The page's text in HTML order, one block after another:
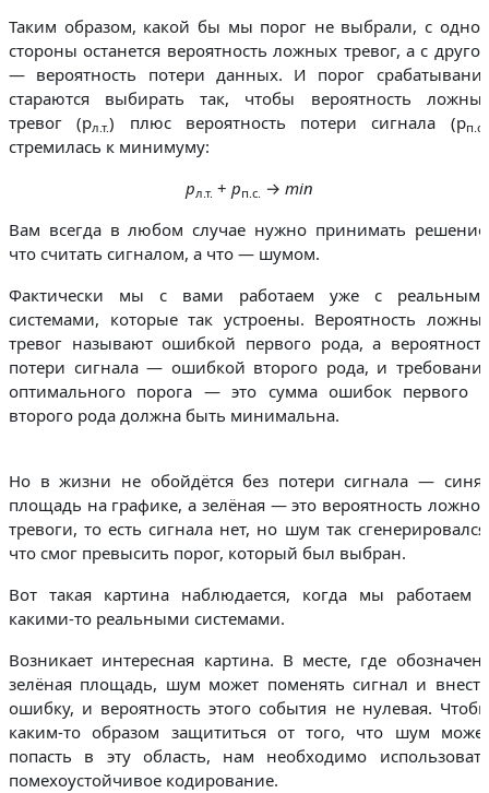
Таким образом, какой бы мы порог не выбрали, с
стороны останется вероятность ложных тревог, а с
— вероятность потери данных. И порог
стараются выбирать так, чтобы вероятность
тревог (pл.т.) плюс вероятность потери сигнала (pп.с.
стремилась к минимуму:
pл.т. +pп.с. →min
Вам всегда в любом случае нужно принимать
что считать сигналом, а что — шумом.
Фактически мы с вами работаем уже с
системами, которые так устроены. Вероятность
тревог называют ошибкой первого рода, а
потери сигнала — ошибкой второго рода, и
оптимального порога — это сумма ошибок первого
второго рода должна быть минимальна.
Но в жизни не обойдётся без потери сигнала —
площадь на графике, а зелёная — это вероятность
тревоги, то есть сигнала нет, но шум так
что смог превысить порог, который был выбран.
Вот такая картина наблюдается, когда мы работаем
какими-то реальными системами.
Возникает интересная картина. В месте, где
зелёная площадь, шум может поменять сигнал и
ошибку, и вероятность этого события не нулевая.
каким-то образом защититься от того, что шум
попасть в эту область, нам необходимо
помехоустойчивое кодирование.